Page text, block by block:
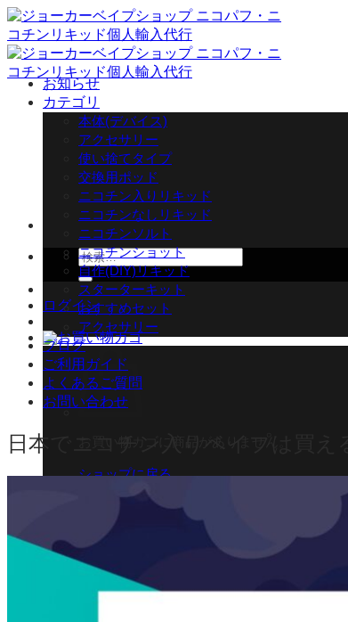
Skip
to
content
検
索
対
象:
ログイン
ショップに戻る
合計金額：
お知らせ
カテゴリ
本体(デバイス)
アクセサリー
使い捨てタイプ
交換用ポッド
ニコチン入りリキッド
ニコチンなしリキッド
ニコチンソルト
ニコチンショット
自作(DIY)リキッド
スターターキット
おすすめセット
アクセサリー
ブログ
ご利用ガイド
よくあるご質問
お問い合わせ
日本でニコチン入りベイプは買え